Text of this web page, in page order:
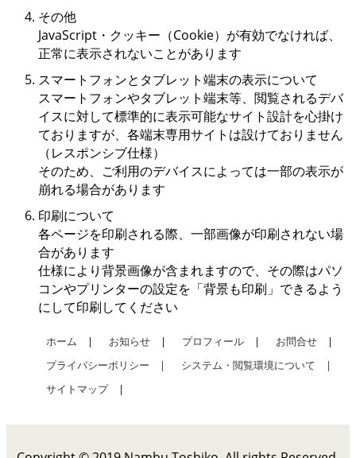
その他
JavaScript・クッキー（Cookie）が有効でなければ、
正常に表示されないことがあります
スマートフォンとタブレット端末の表示について
スマートフォンやタブレット端末等、閲覧されるデバ
イスに対して標準的に表示可能なサイト設計を心掛け
ておりますが、各端末専用サイトは設けておりません
（レスポンシブ仕様）
そのため、ご利用のデバイスによっては一部の表示が
崩れる場合があります
印刷について
各ページを印刷される際、一部画像が印刷されない場
合があります
仕様により背景画像が含まれますので、その際はパソ
コンやプリンターの設定を「背景も印刷」できるよう
にして印刷してください
ホーム | お知らせ | プロフィール | お問合せ |
プライバシーポリシー |
システム・閲覧環境について |
サイトマップ|